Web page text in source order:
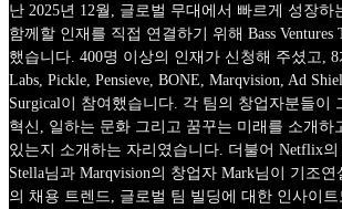
난 2025년 12월, 글로벌 무대에서 빠르게 성장하
함께할 인재를 직접 연결하기 위해 Bass Ventures
했습니다. 400명 이상의 인재가 신청해 주셨고, 8
Labs, Pickle, Pensieve, BONE, Marqvision, Ad
Surgical이 참여했습니다. 각 팀의 창업자분들이
혁신, 일하는 문화 그리고 꿈꾸는 미래를 소개하
있는지 소개하는 자리였습니다. 더불어 Netflix의
Stella님과 Marqvision의 창업자 Mark님이 기조
의 채용 트렌드, 글로벌 팀 빌딩에 대한 인사이트